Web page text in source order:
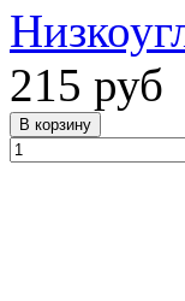
215 руб